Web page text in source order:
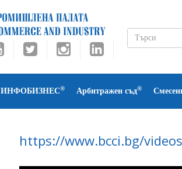
ИНФОБИЗНЕС® Арбитражен съд®
https://www.bcci.bg/